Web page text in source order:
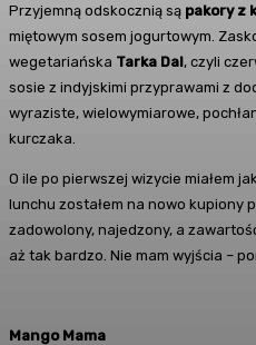
Przyjemną odskocznią są pakory z
miętowym sosem jogurtowym.
wegetariańska Tarka Dal, czyli
sosie z indyjskimi przyprawami z
wyraziste, wielowymiarowe,
kurczaka.
O ile po pierwszej wizycie miałem
lunchu zostałem na nowo kupiony
zadowolony, najedzony, a
aż tak bardzo. Nie mam wyjścia –
Mango Mama